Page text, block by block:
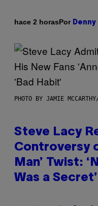
hace 2 horasPor
PHOTO BY JAMIE
Steve Lacy
Controversy
Man’ Twist:
Was a Secret’